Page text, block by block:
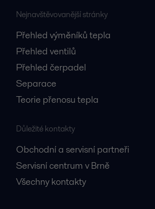
Nejnavštěvovanější stránky
Přehled výměníků tepla
Přehled ventilů
Přehled čerpadel
Separace
Teorie přenosu tepla
Důležité kontakty
Obchodní a servisní partneři
Servisní centrum v Brně
Všechny kontakty